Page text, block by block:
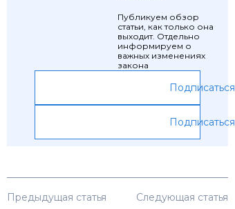
Публикуем обзор
статьи, как только она
выходит. Отдельно
информируем о
важных изменениях
закона
Подписаться
Подписаться
Предыдущая статья Следующая статья